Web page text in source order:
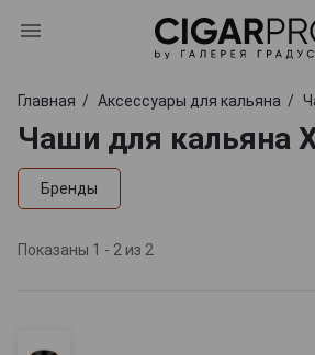
Главная Аксессуары для кальяна
Чаши для кальяна
Бренды
Показаны 1 - 2 из 2